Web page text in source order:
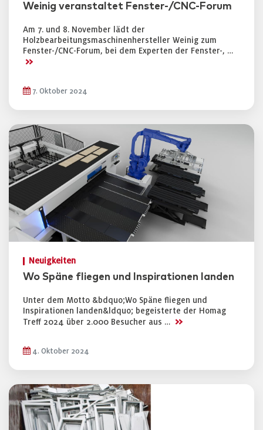
Weinig veranstaltet Fenster-/CNC-Forum
Am 7. und 8. November lädt der
Holzbearbeitungsmaschinenhersteller Weinig zum
Fenster-/CNC-Forum, bei dem Experten der Fenster-, …
>>
7. Oktober 2024
Neuigkeiten
Wo Späne fliegen und Inspirationen landen
Unter dem Motto &bdquo;Wo Späne fliegen und
Inspirationen landen&ldquo; begeisterte der Homag
Treff 2024 über 2.000 Besucher aus … >>
4. Oktober 2024